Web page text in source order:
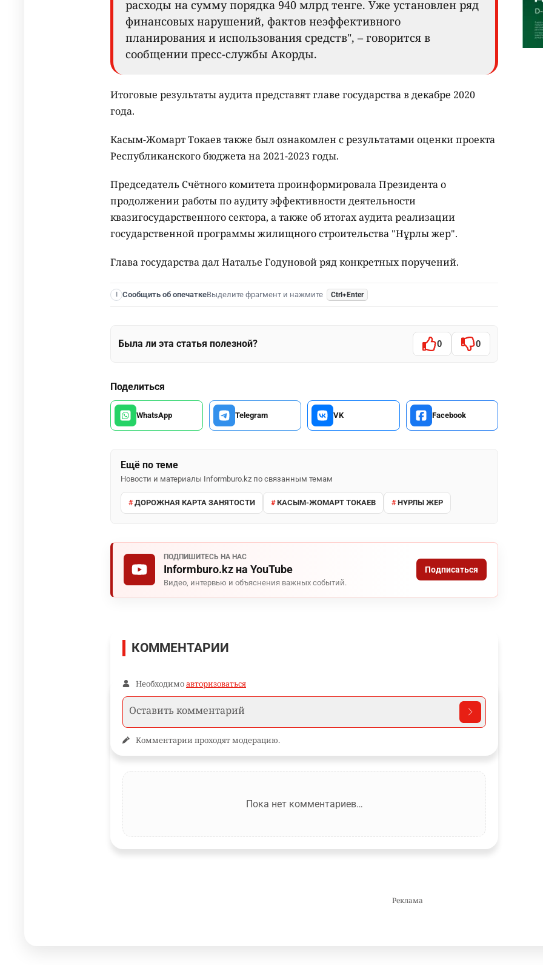
расходы на сумму порядка 940 млрд тенге. Уже установлен ряд
финансовых нарушений, фактов неэффективного
планирования и использования средств", – говорится в
сообщении пресс-службы Акорды.
Итоговые результаты аудита представят главе государства в декабре 2020
года.
Касым-Жомарт Токаев также был ознакомлен с результатами оценки проекта
Республиканского бюджета на 2021-2023 годы.
Председатель Счётного комитета проинформировала Президента о
продолжении работы по аудиту эффективности деятельности
квазигосударственного сектора, а также об итогах аудита реализации
государственной программы жилищного строительства "Нұрлы жер".
Глава государства дал Наталье Годуновой ряд конкретных поручений.
Сообщить об опечаткеВыделите фрагмент и нажмите Ctrl+Enter
Была ли эта статья полезной? 0 0
Поделиться
WhatsApp Telegram VK Facebook
Ещё по теме
Новости и материалы Informburo.kz по связанным темам
ДОРОЖНАЯ КАРТА ЗАНЯТОСТИ КАСЫМ-ЖОМАРТ ТОКАЕВ НҰРЛЫ ЖЕР
ПОДПИШИТЕСЬ НА НАС
Informburo.kz на YouTube
Видео, интервью и объяснения важных событий.
Подписаться
КОММЕНТАРИИ
Необходимоавторизоваться
Комментарии проходят модерацию.
Пока нет комментариев…